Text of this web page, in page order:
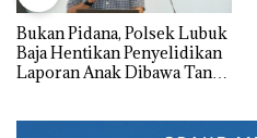
Bukan Pidana, Polsek Lubuk
Baja Hentikan Penyelidikan
Laporan Anak Dibawa Tanpa